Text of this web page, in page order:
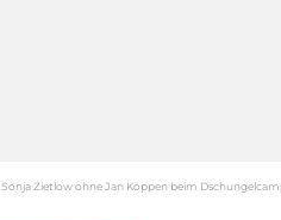
Sonja Zietlow ohne Jan Köppen beim